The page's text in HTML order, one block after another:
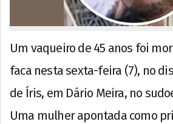
Um vaqueiro de 45 anos foi
faca nesta sexta-feira (7), no
de Íris, em Dário Meira, no
Uma mulher apontada como